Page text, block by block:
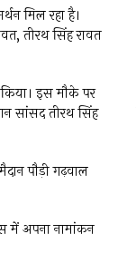
मिल रहा है।
तीरथ सिंह रावत
इस मौके पर
सांसद तीरथ सिंह
पौड़ी गढ़वाल
में अपना नामांकन